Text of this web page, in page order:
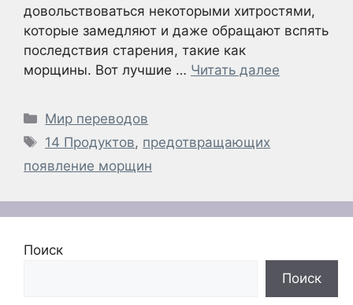
довольствоваться некоторыми хитростями,
которые замедляют и даже обращают вспять
последствия старения, такие как
морщины. Вот лучшие … Читать далее
Рубрики
Мир переводов
Метки
14 Продуктов, предотвращающих
появление морщин
Поиск
Поиск